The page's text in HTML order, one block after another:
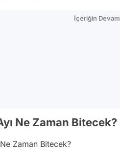
İçeriğin
Ne Zaman Bitecek?